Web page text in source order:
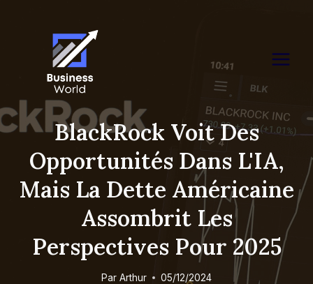
BlackRock Voit Des
Opportunités Dans L'IA,
Mais La Dette Américaine
Assombrit Les
Perspectives Pour 2025
Par Arthur 05/12/2024